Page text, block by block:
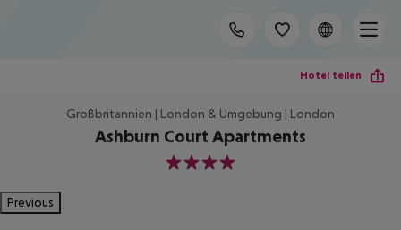
Hotel teilen
Großbritannien | London & Umgebung | London
Ashburn Court Apartments
4
Previous